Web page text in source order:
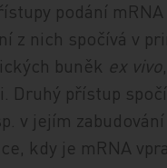
podání
z nich spočívá v
buněk ex vivo
Druhý přístup
v jejím
kdy je mRNA